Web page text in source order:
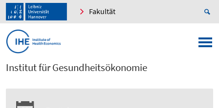
Fakultät
Institut für Gesundheitsökonomie